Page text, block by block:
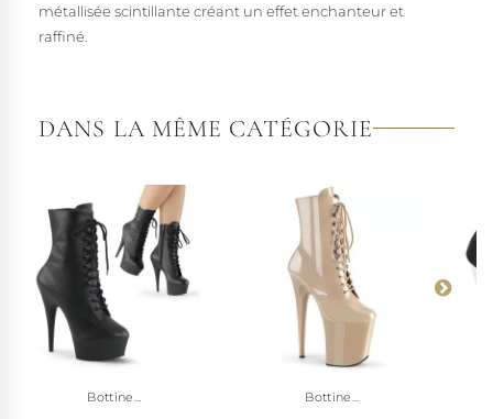
métallisée scintillante créant un effet enchanteur et
raffiné.
DANS LA MÊME CATÉGORIE
Bottine... Bottine...